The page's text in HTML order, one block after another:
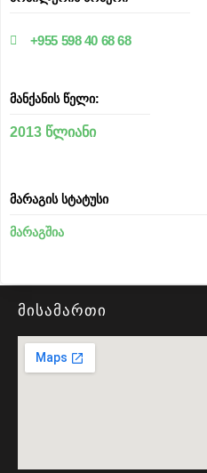
+955 598 40 68 68
მანქანის წელი:
2013 წლიანი
მარაგის სტატუსი
მარაგშია
მისამართი